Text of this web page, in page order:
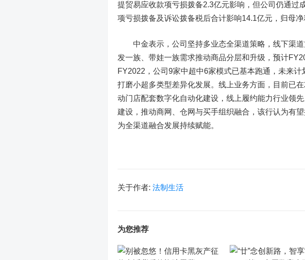
提贸易应收款项亏损拨备2.3亿元影响，但公司仍通过
项亏损拨备及诉讼拨备税后合计影响14.1亿元，归母净
中金表示，公司坚持多业态全渠道策略，线下渠道
发一族、带娃一族需求推动商品分层和升级，预计
FY2022，公司9家中超中6家模式已基本跑通，未来
打磨小超多类型差异化发展。线上业务方面，目前已
动门店配套数字化自动化建设，线上履约能力行业领
建设，推动商网、仓网与买手组织融合，该行认为有
为全渠道融合发展持续赋能。
关于作者: 法制生活
为您推荐